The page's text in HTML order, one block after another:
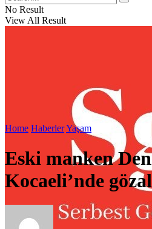
No Result
View All Result
Home HaberlerYaşam
Eski manken
Kocaeli’nde